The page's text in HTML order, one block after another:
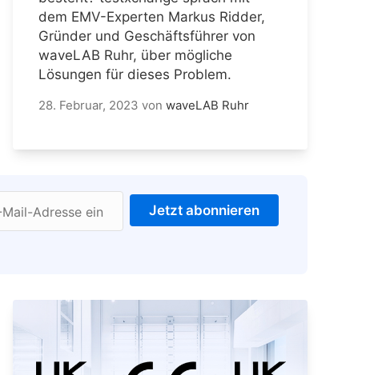
dem EMV-Experten Markus Ridder,
Gründer und Geschäftsführer von
waveLAB Ruhr, über mögliche
Lösungen für dieses Problem.
28. Februar, 2023 von waveLAB Ruhr
Adresse ein Jetzt abonnieren